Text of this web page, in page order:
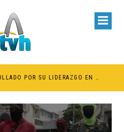
FCCA RECONOCE A DAVID COLLADO POR SU LIDERAZGO EN EL CRECIMIENTO DE LA INDUSTRIA DE CRUCEROS EN RD